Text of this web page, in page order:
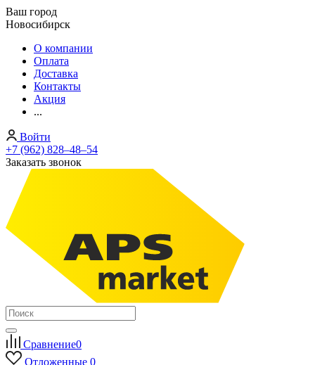
Ваш город
Новосибирск
О компании
Оплата
Доставка
Контакты
Акция
...
Войти
+7 (962) 828‒48‒54
Заказать звонок
Сравнение0
Отложенные 0